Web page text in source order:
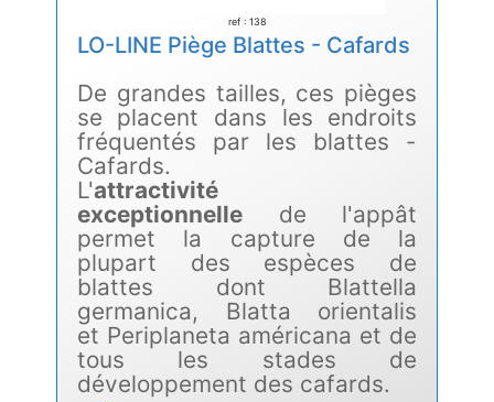
ref : 138
LO-LINE Piège Blattes - Cafards
De grandes tailles, ces pièges
se placent dans les endroits
fréquentés par les blattes -
Cafards.
L'attractivité
exceptionnellede l'appât
permet la capture de la
plupart des espèces de
blattes dont Blattella
germanica, Blatta orientalis
et Periplaneta américana et de
tous les stades de
développement des cafards.